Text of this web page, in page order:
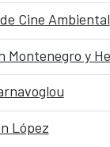
Cine Ambiental
Montenegro y
López